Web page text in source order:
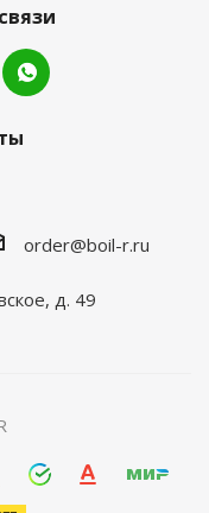
order@boil-r.ru
д. 49